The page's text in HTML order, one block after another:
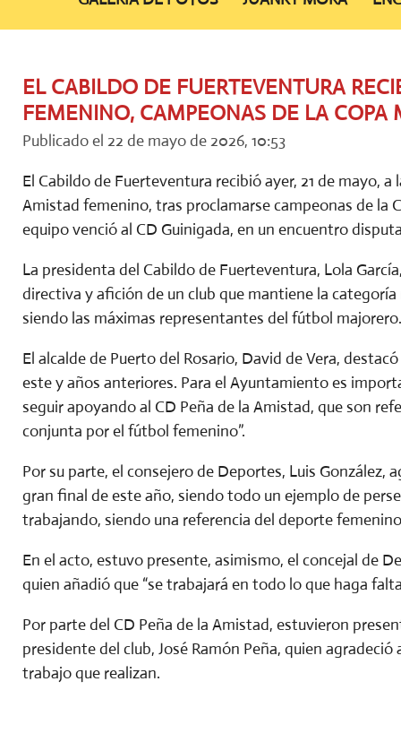
EL CABILDO DE FUERTEVENTURA
FEMENINO, CAMPEONAS DE LA COPA
Publicado el 22 de mayo de 2026, 10:53
El Cabildo de Fuerteventura recibió ayer, 21 de mayo,
Amistad femenino, tras proclamarse campeonas de la
equipo venció al CD Guinigada, en un encuentro
La presidenta del Cabildo de Fuerteventura, Lola
directiva y afición de un club que mantiene la
siendo las máximas representantes del fútbol majorero.
El alcalde de Puerto del Rosario, David de Vera,
este y años anteriores. Para el Ayuntamiento es
seguir apoyando al CD Peña de la Amistad, que son
conjunta por el fútbol femenino”.
Por su parte, el consejero de Deportes, Luis González,
gran final de este año, siendo todo un ejemplo de
trabajando, siendo una referencia del deporte
En el acto, estuvo presente, asimismo, el concejal de
quien añadió que “se trabajará en todo lo que haga
Por parte del CD Peña de la Amistad, estuvieron
presidente del club, José Ramón Peña, quien
trabajo que realizan.